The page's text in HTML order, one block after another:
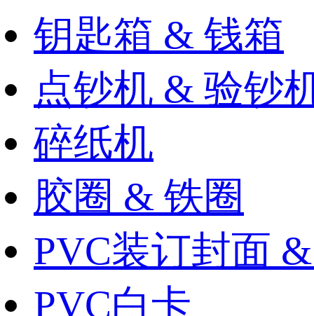
钥匙箱 & 钱箱
点钞机 & 验钞
碎纸机
胶圈 & 铁圈
PVC装订封面
PVC白卡